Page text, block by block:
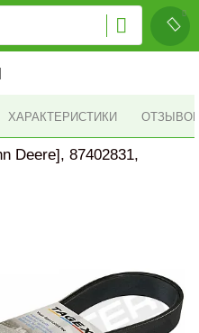
ХАРАКТЕРИСТИКИ ОТЗЫВОВ
Deere], 87402831,